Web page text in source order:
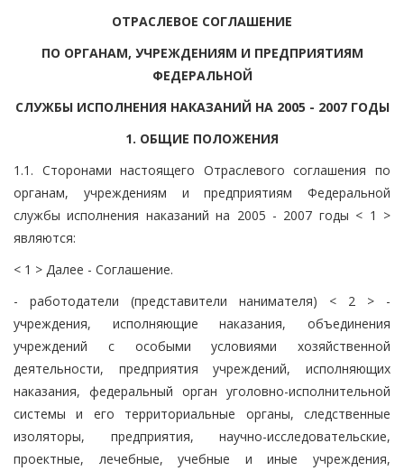
ОТРАСЛЕВОЕ СОГЛАШЕНИЕ
ПО ОРГАНАМ, УЧРЕЖДЕНИЯМ И ПРЕДПРИЯТИЯМ
ФЕДЕРАЛЬНОЙ
СЛУЖБЫ ИСПОЛНЕНИЯ НАКАЗАНИЙ НА 2005 - 2007 ГОДЫ
1. ОБЩИЕ ПОЛОЖЕНИЯ
1.1. Сторонами настоящего Отраслевого соглашения по
органам, учреждениям и предприятиям Федеральной
службы исполнения наказаний на 2005 - 2007 годы < 1 >
являются:
< 1 > Далее - Соглашение.
- работодатели (представители нанимателя) < 2 > -
учреждения, исполняющие наказания, объединения
учреждений с особыми условиями хозяйственной
деятельности, предприятия учреждений, исполняющих
наказания, федеральный орган уголовно-исполнительной
системы и его территориальные органы, следственные
изоляторы, предприятия, научно-исследовательские,
проектные, лечебные, учебные и иные учреждения,